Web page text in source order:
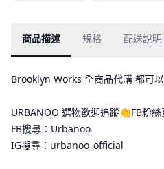
商品描述 規格 配送說明
Brooklyn Works 全商品代購 都可
URBANOO 選物歡迎追蹤👏FB粉
FB搜尋：Urbanoo
IG搜尋：urbanoo_official